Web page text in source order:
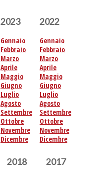
2023
Gennaio
Febbraio
Marzo
Aprile
Maggio
Giugno
Luglio
Agosto
Settembre
Ottobre
Novembre
Dicembre
2022
Gennaio
Febbraio
Marzo
Aprile
Maggio
Giugno
Luglio
Agosto
Settembre
Ottobre
Novembre
Dicembre
2018 2017